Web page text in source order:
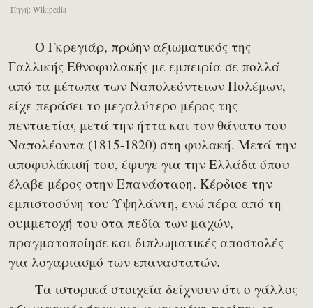
Πηγή: Wikipedia
Ο Γκρεγιάρ, πρώην αξιωματικός της
Γαλλικής Εθνοφυλακής με εμπειρία σε πολλά
από τα μέτωπα των Ναπολεόντειων Πολέμων,
είχε περάσει το μεγαλύτερο μέρος της
πενταετίας μετά την ήττα και τον θάνατο του
Ναπολέοντα (1815-1820) στη φυλακή. Μετά την
αποφυλάκισή του, έφυγε για την Ελλάδα όπου
έλαβε μέρος στην Επανάσταση. Κέρδισε την
εμπιστοσύνη του Υψηλάντη, ενώ πέρα από τη
συμμετοχή του στα πεδία των μαχών,
πραγματοποίησε και διπλωματικές αποστολές
για λογαριασμό των επαναστατών.
Τα ιστορικά στοιχεία δείχνουν ότι ο γάλλος